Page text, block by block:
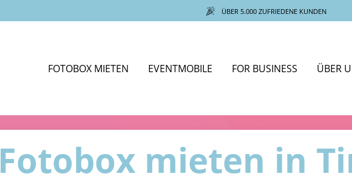
ÜBER 5.000 ZUFRIEDENE KUNDEN
FOTOBOX MIETEN EVENTMOBILE FOR BUSINESS ÜBER
Fotobox mieten in